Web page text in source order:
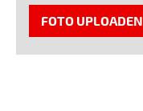
FOTO UPLOADEN